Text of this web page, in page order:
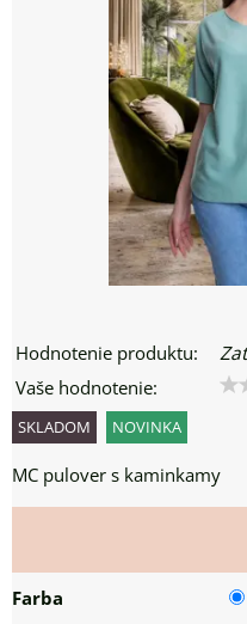
Hodnotenie produktu:
Vaše hodnotenie:
SKLADOM NOVINKA
MC pulover s kaminkamy
Farba